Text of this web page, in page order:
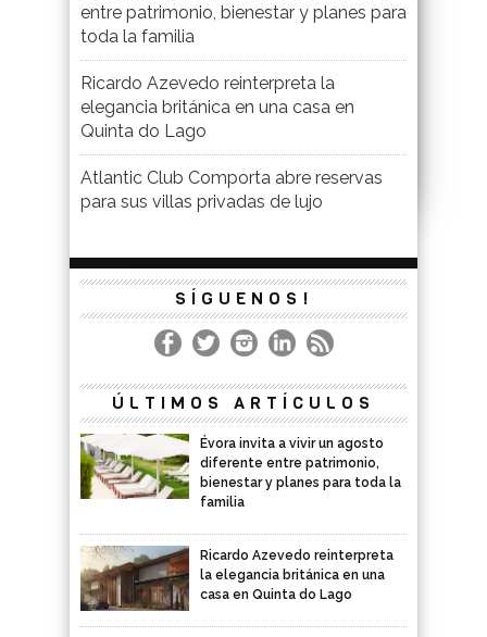
entre patrimonio, bienestar y planes para
toda la familia
Ricardo Azevedo reinterpreta la
elegancia británica en una casa en
Quinta do Lago
Atlantic Club Comporta abre reservas
para sus villas privadas de lujo
SÍGUENOS!
ÚLTIMOS ARTÍCULOS
Évora invita a vivir un agosto
diferente entre patrimonio,
bienestar y planes para toda la
familia
Ricardo Azevedo reinterpreta
la elegancia británica en una
casa en Quinta do Lago